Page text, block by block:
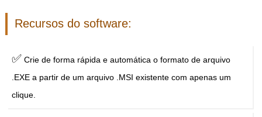
Recursos do software:
✅ Crie de forma rápida e automática o formato de arquivo
.EXE a partir de um arquivo .MSI existente com apenas um
clique.